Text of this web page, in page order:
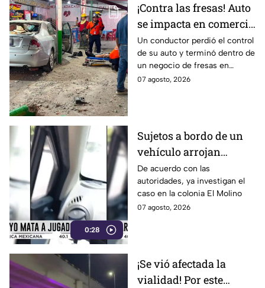
¡Contra las fresas! Auto
se impacta en comercio
de fresas durante la
noche; esto sabemos
Un conductor perdió el control
de su auto y terminó dentro de
un negocio de fresas en
Carrizalito, Irapuato
07 agosto, 2026
0:28
Sujetos a bordo de un
vehículo arrojan
objetos peatones y
ciclistas en este punto
en León
De acuerdo con las
autoridades, ya investigan el
caso en la colonia El Molino
07 agosto, 2026
¡Se vió afectada la
vialidad! Por este